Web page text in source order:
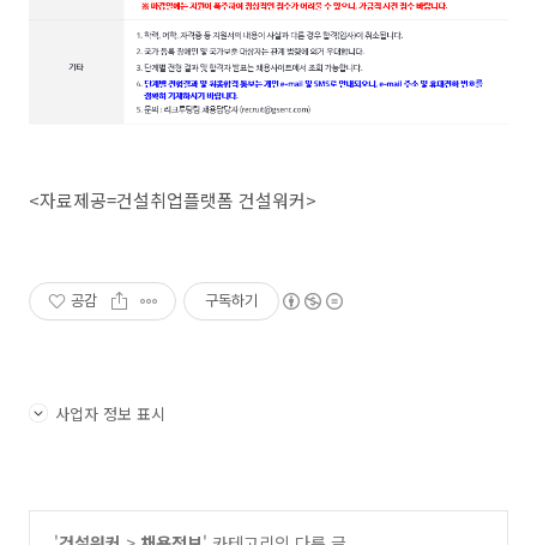
​<자료제공=건설취업플랫폼 건설워커>
공감 구독하기
사업자 정보 표시